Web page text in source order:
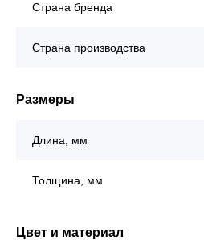
Страна бренда
Страна производства
Размеры
Длина, мм
Толщина, мм
Цвет и материал